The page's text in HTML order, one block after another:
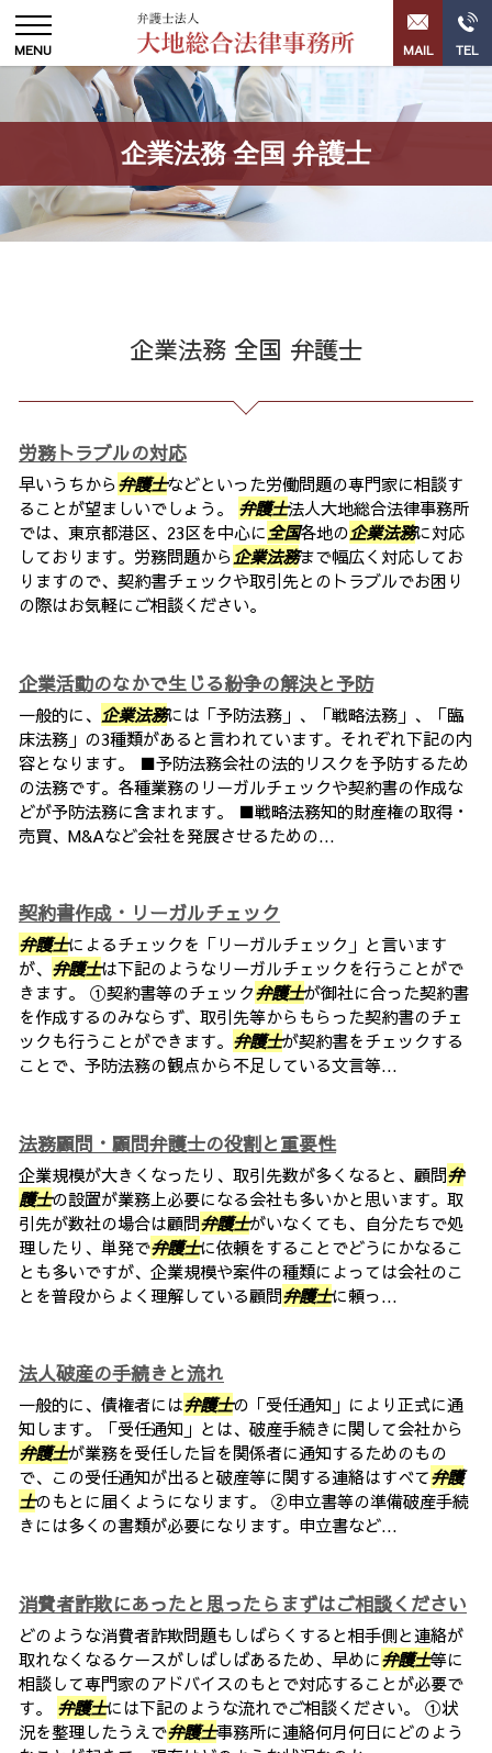
企業法務 全国 弁護士
企業法務 全国 弁護士
労務トラブルの対応
早いうちから弁護士などといった労働問題の専門家に相談す
ることが望ましいでしょう。 弁護士法人大地総合法律事務所
では、東京都港区、23区を中心に全国各地の企業法務に対応
しております。労務問題から企業法務まで幅広く対応してお
りますので、契約書チェックや取引先とのトラブルでお困り
の際はお気軽にご相談ください。
企業活動のなかで生じる紛争の解決と予防
一般的に、 企業法務には「予防法務」、「戦略法務」、「臨
床法務」の3種類があると言われています。それぞれ下記の内
容となります。 ■予防法務会社の法的リスクを予防するため
の法務です。各種業務のリーガルチェックや契約書の作成な
どが予防法務に含まれます。 ■戦略法務知的財産権の取得・
売買、M&Aなど会社を発展させるための...
契約書作成・リーガルチェック
弁護士によるチェックを「リーガルチェック」と言います
が、 弁護士は下記のようなリーガルチェックを行うことがで
きます。 ①契約書等のチェック弁護士が御社に合った契約書
を作成するのみならず、取引先等からもらった契約書のチェ
ックも行うことができます。 弁護士が契約書をチェックする
ことで、予防法務の観点から不足している文言等...
法務顧問・顧問弁護士の役割と重要性
企業規模が大きくなったり、取引先数が多くなると、顧問弁
護士の設置が業務上必要になる会社も多いかと思います。取
引先が数社の場合は顧問弁護士がいなくても、自分たちで処
理したり、単発で弁護士に依頼をすることでどうにかなるこ
とも多いですが、企業規模や案件の種類によっては会社のこ
とを普段からよく理解している顧問弁護士に頼っ...
法人破産の手続きと流れ
一般的に、債権者には弁護士の「受任通知」により正式に通
知します。「受任通知」とは、破産手続きに関して会社から
弁護士が業務を受任した旨を関係者に通知するためのもの
で、この受任通知が出ると破産等に関する連絡はすべて弁護
士のもとに届くようになります。 ②申立書等の準備破産手続
きには多くの書類が必要になります。申立書など...
消費者詐欺にあったと思ったらまずはご相談ください
どのような消費者詐欺問題もしばらくすると相手側と連絡が
取れなくなるケースがしばしばあるため、早めに弁護士等に
相談して専門家のアドバイスのもとで対応することが必要で
す。 弁護士には下記のような流れでご相談ください。 ①状
況を整理したうえで弁護士事務所に連絡何月何日にどのよう